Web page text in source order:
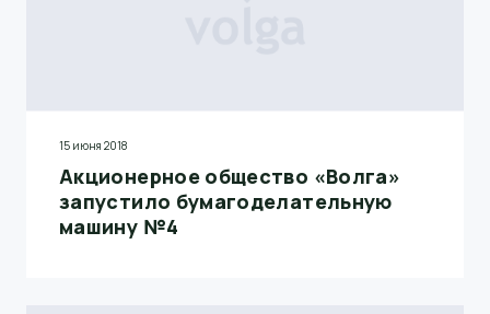
15 июня 2018
Акционерное общество «Волга»
запустило бумагоделательную
машину №4